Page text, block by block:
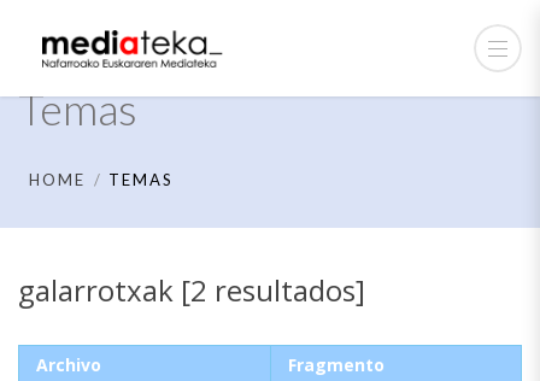
Temas
HOME TEMAS
galarrotxak [2 resultados]
Archivo Fragmento